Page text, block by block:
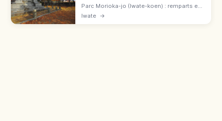
Parc Morioka-jo (Iwate-koen) : remparts en
granit du château Nambu, parmi les 100
Iwate →